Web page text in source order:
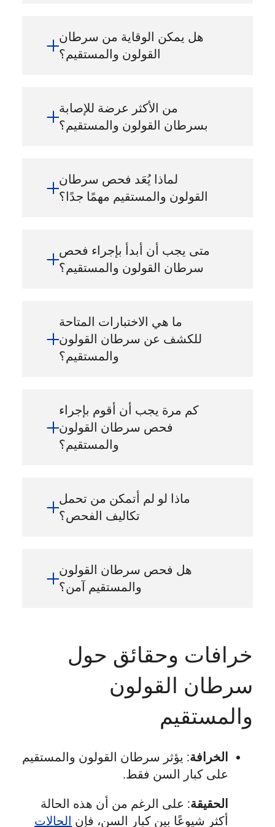
هل يمكن الوقاية من سرطان
القولون والمستقيم؟
من الأكثر عرضة للإصابة
بسرطان القولون والمستقيم؟
لماذا يُعَد فحص سرطان
القولون والمستقيم مهمًا جدًا؟
متى يجب أن أبدأ بإجراء فحص
سرطان القولون والمستقيم؟
ما هي الاختبارات المتاحة
للكشف عن سرطان القولون
والمستقيم؟
كم مرة يجب أن أقوم بإجراء
فحص سرطان القولون
والمستقيم؟
ماذا لو لم أتمكن من تحمل
تكاليف الفحص؟
هل فحص سرطان القولون
والمستقيم آمن؟
خرافات وحقائق حول
سرطان القولون
والمستقيم
الخرافة: يؤثر سرطان القولون والمستقيم
على كبار السن فقط.
الحقيقة: على الرغم من أن هذه الحالة
أكثر شيوعًا بين كبار السن، فإن الحالات